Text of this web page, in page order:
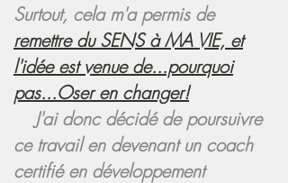
Surtout, cela m'a permis de
remettre du SENS à MA VIE, et
l'idée est venue de...pourquoi
pas...Oser en changer!
J'ai donc décidé de poursuivre
ce travail en devenant un coach
certifié en développement